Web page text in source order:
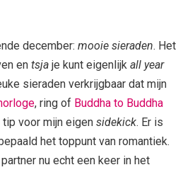
december: mooie sieraden. Het
en tsja je kunt eigenlijk all year
sieraden verkrijgbaar dat mijn
, ring of Buddha to Buddha
tip voor mijn eigen sidekick. Er is
het toppunt van romantiek.
nu echt een keer in het